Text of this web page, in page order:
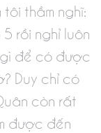
thầm nghĩ:
rồi nghỉ luôn
gì để có được
Duy chỉ có
còn rất
được đến